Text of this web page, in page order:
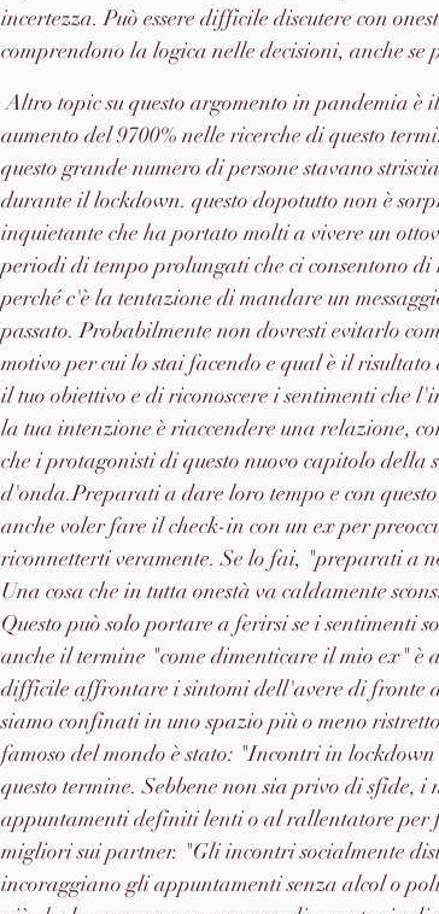
incertezza. Può essere difficile discutere con
comprendono la logica nelle decisioni, anche se
Altro topic su questo argomento in pandemia è il "Mando un messaggio al mio ex " C'è stato un
aumento del 9700% nelle ricerche di questo
questo grande numero di persone stavano
durante il lockdown. questo dopotutto non è
inquietante che ha portato molti a vivere un
periodi di tempo prolungati che ci consentono
perché c'è la tentazione di mandare un
passato. Probabilmente non dovresti evitarlo
motivo per cui lo stai facendo e qual è il
il tuo obiettivo e di riconoscere i sentimenti che
la tua intenzione è riaccendere una relazione,
che i protagonisti di questo nuovo capitolo della
d'onda.Preparati a dare loro tempo e con
anche voler fare il check-in con un ex per
riconnetterti veramente. Se lo fai, "preparati a
Una cosa che in tutta onestà va caldamente
Questo può solo portare a ferirsi se i sentimenti
anche il termine "come dimenticare il mio ex" è
difficile affrontare i sintomi dell'avere di fronte
siamo confinati in uno spazio più o meno
famoso del mondo è stato: "Incontri in
questo termine. Sebbene non sia privo di sfide,
appuntamenti definiti lenti o al rallentatore per
migliori sui partner. "Gli incontri socialmente
incoraggiano gli appuntamenti senza alcol o